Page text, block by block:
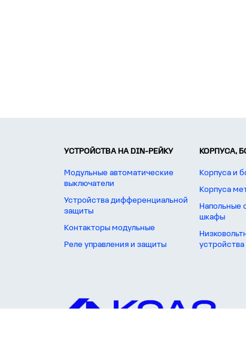
УСТРОЙСТВА НА DIN-РЕЙКУ
Модульные автоматические
выключатели
Устройства дифференциальной
защиты
Контакторы модульные
Реле управления и защиты
КОРПУСА,
Корпуса и
Корпуса
Напольные
шкафы
устройства